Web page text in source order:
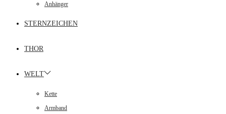
Anhänger
STERNZEICHEN
THOR
WELT
Kette
Armband